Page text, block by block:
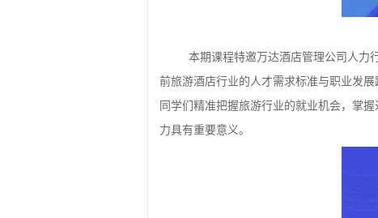
本期课程特邀万达酒店管理公司人力
前旅游酒店行业的人才需求标准与职业发
同学们精准把握旅游行业的就业机会，掌
力具有重要意义。